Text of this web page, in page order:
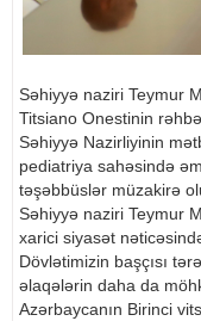
Səhiyyə naziri Teymur
Titsiano Onestinin
Səhiyyə Nazirliyinin
pediatriya sahəsində
təşəbbüslər müzakirə
Səhiyyə naziri Teymur
xarici siyasət
Dövlətimizin başçısı
əlaqələrin daha da
Azərbaycanın Birinci